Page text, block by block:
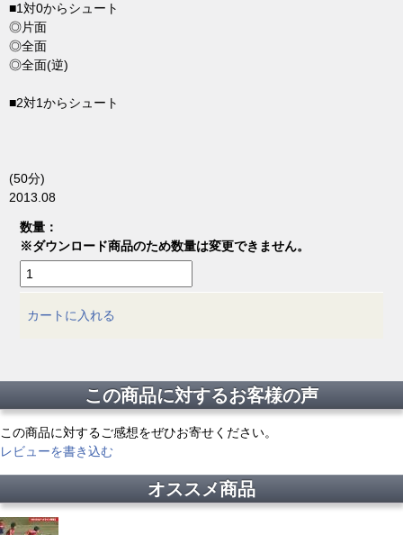
■1対0からシュート
◎片面
◎全面
◎全面(逆)
■2対1からシュート
(50分)
2013.08
数量：
※ダウンロード商品のため数量は変更できません。
カートに入れる
この商品に対するお客様の声
この商品に対するご感想をぜひお寄せください。
レビューを書き込む
オススメ商品